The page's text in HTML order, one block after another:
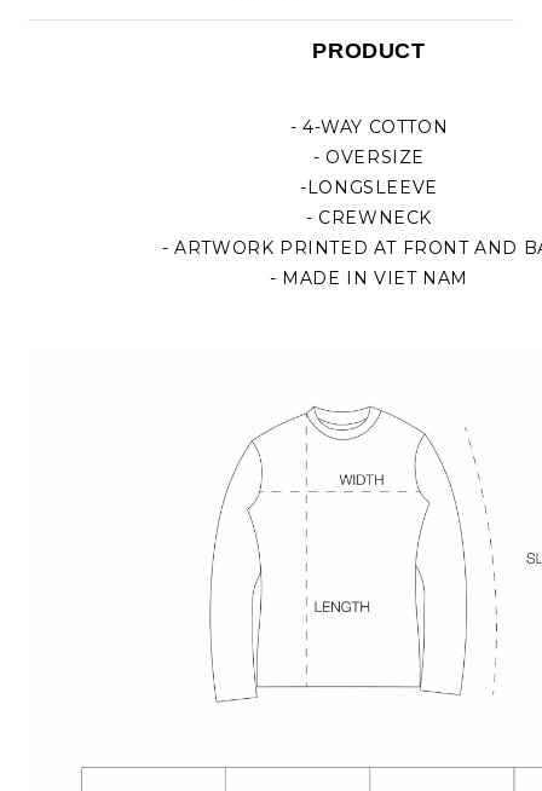
PRODUCT
- 4-WAY COTTON
- OVERSIZE
-LONGSLEEVE
- CREWNECK
- ARTWORK PRINTED AT FRONT AND
- MADE IN VIET NAM